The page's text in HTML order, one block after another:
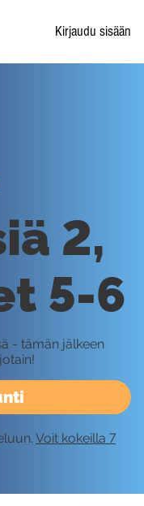
Kirjaudu sisään
2,
5-6
- tämän jälkeen
Voit kokeilla 7